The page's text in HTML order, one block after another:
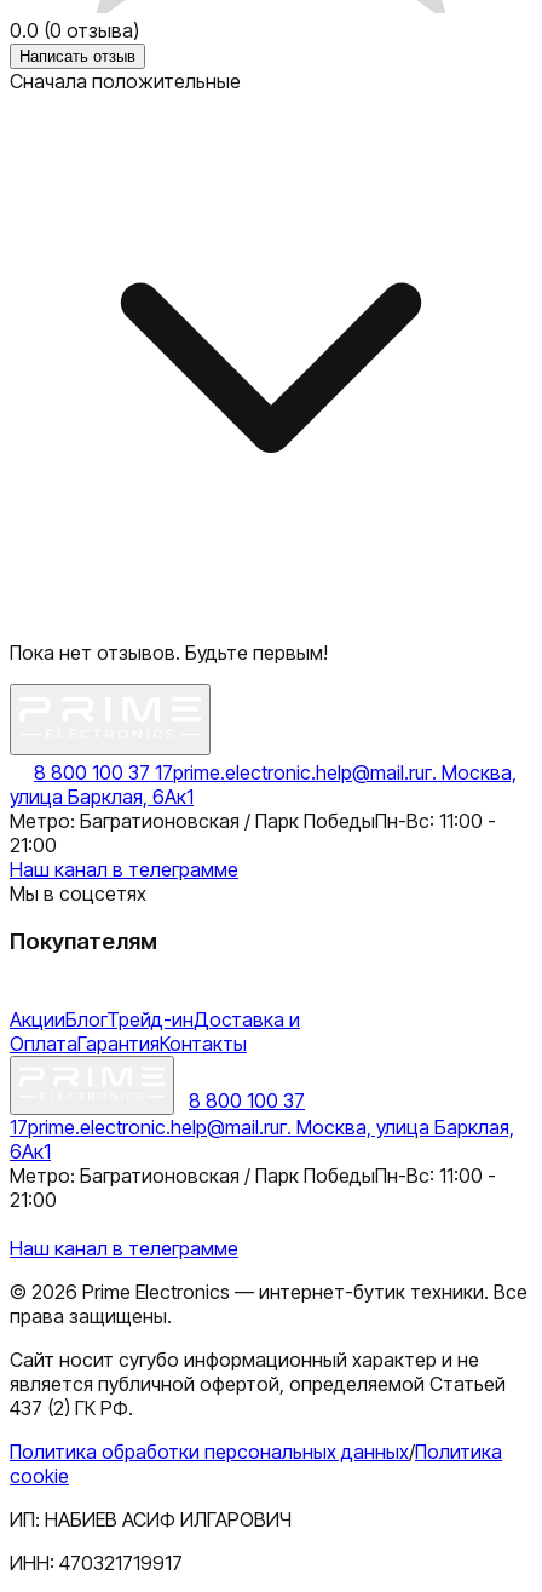
0.0 (0 отзыва)
Написать отзыв
Сначала положительные
Пока нет отзывов. Будьте первым!
8 800 100 37 17prime.electronic.help@mail.ruг. Москва,
улица Барклая, 6Ак1
Метро: Багратионовская / Парк ПобедыПн-Вс: 11:00 -
21:00
Наш канал в телеграмме
Мы в соцсетях
Покупателям
АкцииБлогТрейд-инДоставка и
ОплатаГарантияКонтакты
8 800 100 37
17prime.electronic.help@mail.ruг. Москва, улица Барклая,
6Ак1
Метро: Багратионовская / Парк ПобедыПн-Вс: 11:00 -
21:00
Наш канал в телеграмме
© 2026 Prime Electronics — интернет-бутик техники. Все
права защищены.
Сайт носит сугубо информационный характер и не
является публичной офертой, определяемой Статьей
437 (2) ГК РФ.
Политика обработки персональных данных/Политика
cookie
ИП: НАБИЕВ АСИФ ИЛГАРОВИЧ
ИНН: 470321719917